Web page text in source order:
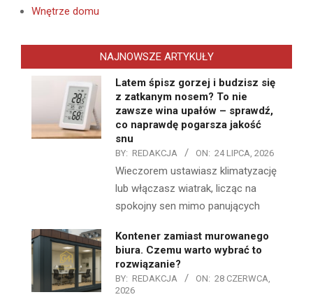
Wnętrze domu
NAJNOWSZE ARTYKUŁY
Latem śpisz gorzej i budzisz się
z zatkanym nosem? To nie
zawsze wina upałów – sprawdź,
co naprawdę pogarsza jakość
snu
BY: REDAKCJA ON: 24 LIPCA, 2026
Wieczorem ustawiasz klimatyzację
lub włączasz wiatrak, licząc na
spokojny sen mimo panujących
Kontener zamiast murowanego
biura. Czemu warto wybrać to
rozwiązanie?
BY: REDAKCJA ON: 28 CZERWCA,
2026